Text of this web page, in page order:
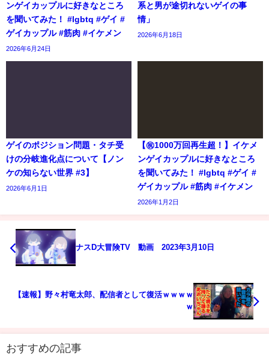
ンゲイカップルに好きなところ
を聞いてみた！ #lgbtq #ゲイ #
ゲイカップル #筋肉 #イケメン
2026年6月24日
系と男が途切れないゲイの事
情」
2026年6月18日
ゲイのポジション問題・タチ受
けの分岐進化点について【ノン
ケの知らない世界 #3】
2026年6月1日
【㊗️1000万回再生超！】イケメ
ンゲイカップルに好きなところ
を聞いてみた！ #lgbtq #ゲイ #
ゲイカップル #筋肉 #イケメン
2026年1月2日
ナスD大冒険TV 動画 2023年3月10日
【速報】野々村竜太郎、配信者として復活ｗｗｗｗ
ｗ
おすすめの記事